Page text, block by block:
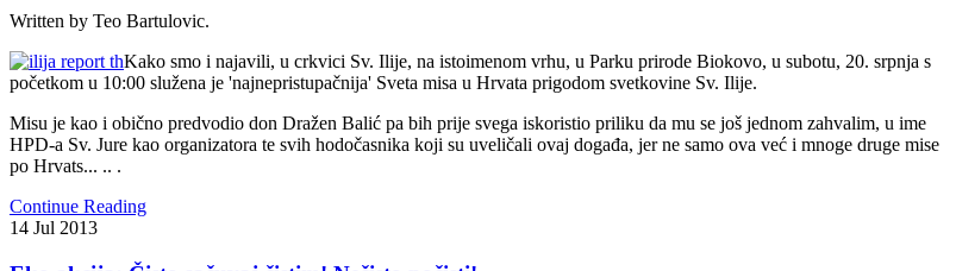
Written by Teo Bartulovic.
Kako smo i najavili, u crkvici Sv. Ilije, na istoimenom vrhu, u Parku prirode Biokovo, u subotu, 20. srpnja s
početkom u 10:00 služena je 'najnepristupačnija' Sveta misa u Hrvata prigodom svetkovine Sv. Ilije.
Misu je kao i obično predvodio don Dražen Balić pa bih prije svega iskoristio priliku da mu se još jednom zahvalim, u ime
HPD-a Sv. Jure kao organizatora te svih hodočasnika koji su uveličali ovaj događa, jer ne samo ova već i mnoge druge mise
po Hrvats... .. .
Continue Reading
14 Jul 2013